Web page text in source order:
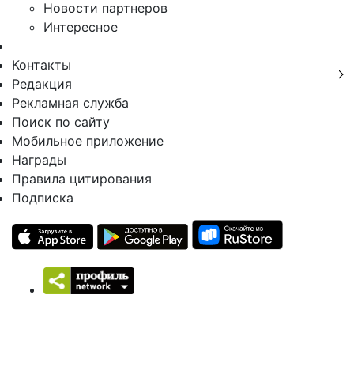
Новости партнеров
Интересное
Контакты
Редакция
Рекламная служба
Поиск по сайту
Мобильное приложение
Награды
Правила цитирования
Подписка